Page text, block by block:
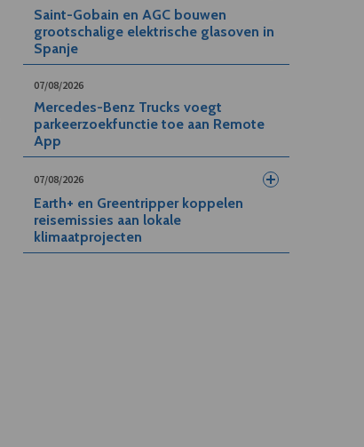
Saint-Gobain en AGC bouwen
grootschalige elektrische glasoven in
Spanje
07/08/2026
Mercedes-Benz Trucks voegt
parkeerzoekfunctie toe aan Remote
App
07/08/2026
Earth+ en Greentripper koppelen
reisemissies aan lokale
klimaatprojecten